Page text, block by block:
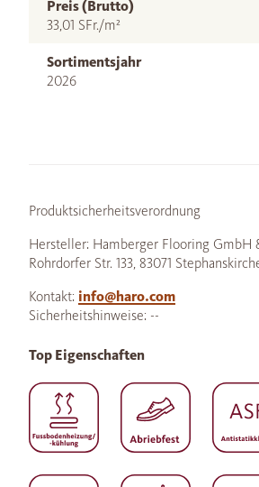
Preis (Brutto)
33,01 SFr./m²
Sortimentsjahr
2026
Produktsicherheitsverordnung
Hersteller: Hamberger Flooring GmbH
Rohrdorfer Str. 133, 83071
Kontakt: info@haro.com
Sicherheitshinweise: --
Top Eigenschaften